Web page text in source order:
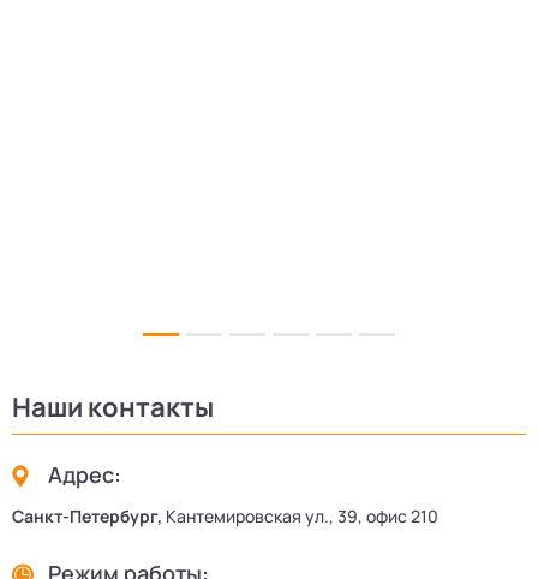
Наши контакты
Адрес:
Санкт-Петербург, Кантемировская ул., 39, офис 210
Режим работы: